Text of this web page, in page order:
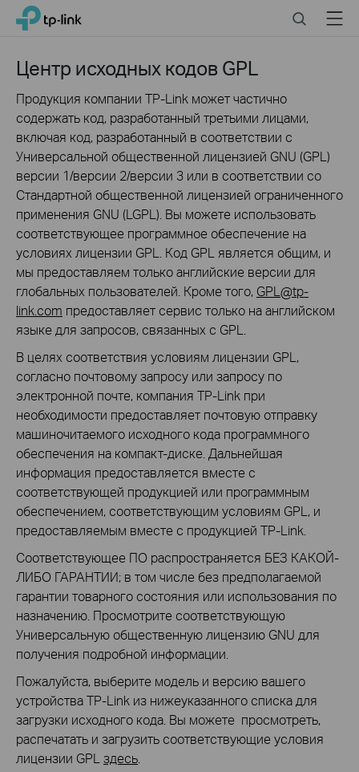
Click
navigation
TP-Link, Reliably Smart SearchMenu
Центр исходных кодов GPL
Продукция компании TP-Link может частично
содержать код, разработанный третьими лицами,
включая код, разработанный в соответствии с
Универсальной общественной лицензией GNU (GPL)
версии 1/версии 2/версии 3 или в соответствии со
Стандартной общественной лицензией ограниченного
применения GNU (LGPL). Вы можете использовать
соответствующее программное обеспечение на
условиях лицензии GPL. Код GPL является общим, и
мы предоставляем только английские версии для
глобальных пользователей. Кроме того, GPL@tp-
link.com предоставляет сервис только на английском
языке для запросов, связанных с GPL.
В целях соответствия условиям лицензии GPL,
согласно почтовому запросу или запросу по
электронной почте, компания TP-Link при
необходимости предоставляет почтовую отправку
машиночитаемого исходного кода программного
обеспечения на компакт-диске. Дальнейшая
информация предоставляется вместе с
соответствующей продукцией или программным
обеспечением, соответствующим условиям GPL, и
предоставляемым вместе с продукцией TP-Link.
Соответствующее ПО распространяется БЕЗ КАКОЙ-
ЛИБО ГАРАНТИИ; в том числе без предполагаемой
гарантии товарного состояния или использования по
назначению. Просмотрите соответствующую
Универсальную общественную лицензию GNU для
получения подробной информации.
Пожалуйста, выберите модель и версию вашего
устройства TP-Link из нижеуказанного списка для
загрузки исходного кода. Вы можете просмотреть,
распечатать и загрузить соответствующие условия
лицензии GPL здесь